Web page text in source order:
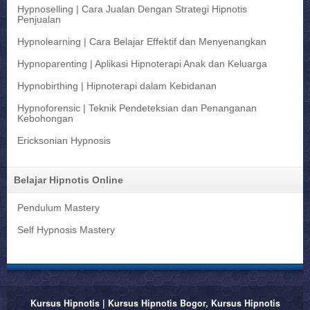
Hypnoselling | Cara Jualan Dengan Strategi Hipnotis
Penjualan
Hypnolearning | Cara Belajar Effektif dan Menyenangkan
Hypnoparenting | Aplikasi Hipnoterapi Anak dan Keluarga
Hypnobirthing | Hipnoterapi dalam Kebidanan
Hypnoforensic | Teknik Pendeteksian dan Penanganan
Kebohongan
Ericksonian Hypnosis
Belajar Hipnotis Online
Pendulum Mastery
Self Hypnosis Mastery
Kursus Hipnotis | Kursus Hipnotis Bogor, Kursus Hipnotis